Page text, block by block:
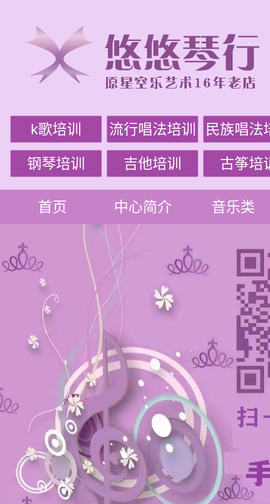
k歌培训 流行唱法培训 民族唱法
钢琴培训 吉他培训 古筝培
首页 中心简介 音乐类